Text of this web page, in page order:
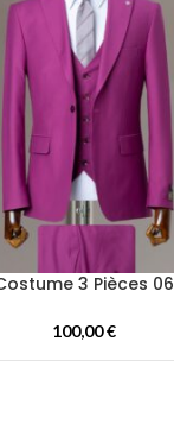
3 Pièces 06
100,00€